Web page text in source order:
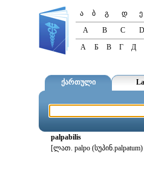
ა ბ გ დ ე
A
B C D
А
Б В Г Д
ქართული
palpabilis
[ლათ. palpo